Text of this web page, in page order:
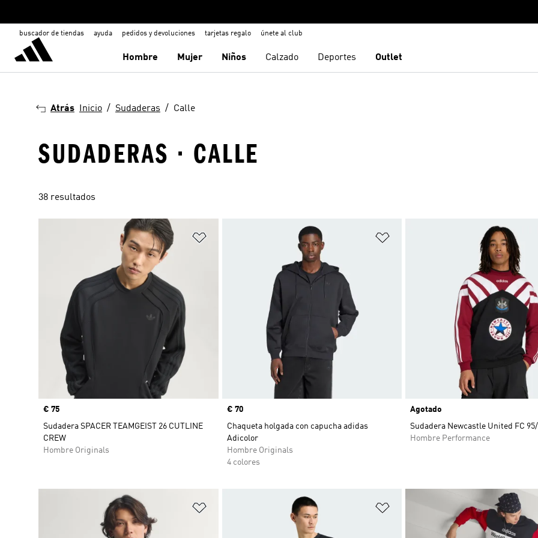
buscador de tiendas ayuda pedidos y devoluciones tarjetas regalo únete al club
Hombre Mujer Niños Calzado Deportes Outlet
Atrás Inicio Sudaderas Calle
SUDADERAS · CALLE
38 resultados
Añadir a la lista de deseos
Precio
€ 75
Sudadera SPACER TEAMGEIST 26 CUTLINE
CREW
Hombre Originals
Añadir a la lista de deseos
Precio
€ 70
Chaqueta holgada con capucha adidas
Adicolor
Hombre Originals
4 colores
Agotado
Sudadera Newcastle United FC
Hombre Performance
Añadir a la lista de deseos Añadir a la lista de deseos